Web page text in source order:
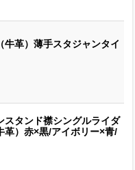
牛革）薄手スタジャンタイ
スタンド襟シングルライダ
革）赤×黒/アイボリー×青/